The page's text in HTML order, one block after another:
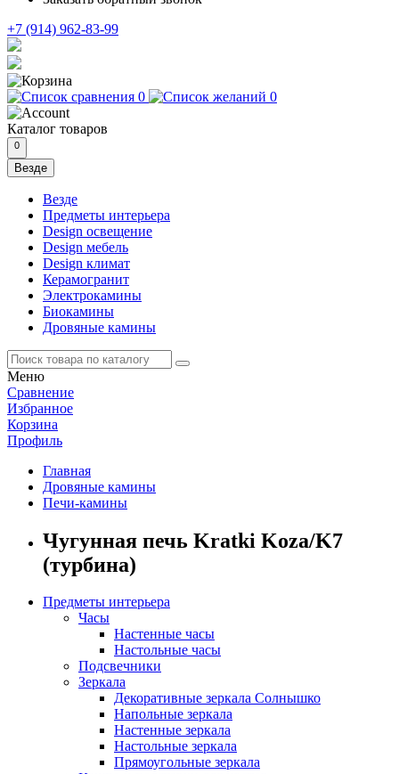
+7 (914) 962-83-99
0 0
Каталог товаров
0
Везде
Везде
Предметы интерьера
Design освещение
Design мебель
Design климат
Керамогранит
Электрокамины
Биокамины
Дровяные камины
Меню
Сравнение
Избранное
Корзина
Профиль
Главная
Дровяные камины
Печи-камины
Чугунная печь Kratki Koza/K7
(турбина)
Предметы интерьера
Часы
Настенные часы
Настольные часы
Подсвечники
Зеркала
Декоративные зеркала Солнышко
Напольные зеркала
Настенные зеркала
Настольные зеркала
Прямоугольные зеркала